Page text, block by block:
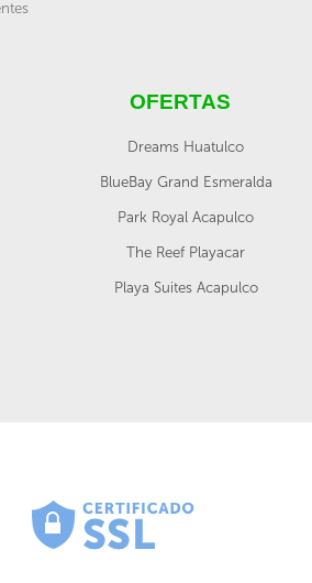
OFERTAS
Dreams Huatulco
BlueBay Grand Esmeralda
Park Royal Acapulco
The Reef Playacar
Playa Suites Acapulco